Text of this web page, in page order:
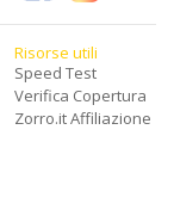
Risorse utili
Speed Test
Verifica Copertura
Zorro.it Affiliazione